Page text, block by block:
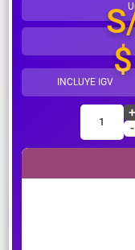
INCLUYE IGV
1
+
-